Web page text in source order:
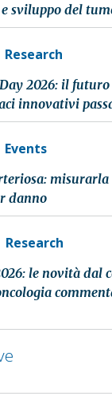
sviluppo del
Research
2026: il
innovativi
Events
misurarla
danno
Research
le novità dal